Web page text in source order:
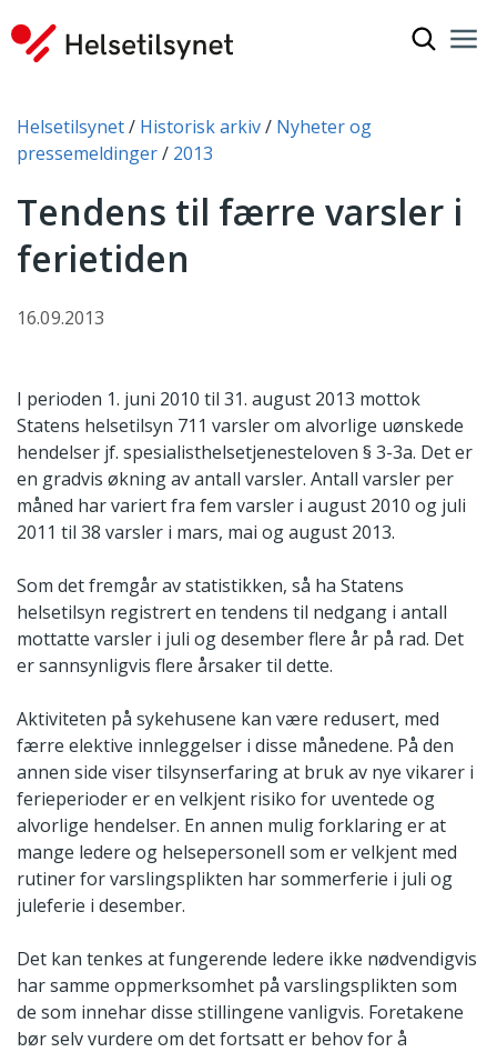
Du er her:
Helsetilsynet Historisk arkiv
Nyheter og
pressemeldinger
2013
Tendens til færre varsler i
ferietiden
16.09.2013
I perioden 1. juni 2010 til 31. august 2013 mottok
Statens helsetilsyn 711 varsler om alvorlige uønskede
hendelser jf. spesialisthelsetjenesteloven § 3-3a. Det er
en gradvis økning av antall varsler. Antall varsler per
måned har variert fra fem varsler i august 2010 og juli
2011 til 38 varsler i mars, mai og august 2013.
Som det fremgår av statistikken, så ha Statens
helsetilsyn registrert en tendens til nedgang i antall
mottatte varsler i juli og desember flere år på rad. Det
er sannsynligvis flere årsaker til dette.
Aktiviteten på sykehusene kan være redusert, med
færre elektive innleggelser i disse månedene. På den
annen side viser tilsynserfaring at bruk av nye vikarer i
ferieperioder er en velkjent risiko for uventede og
alvorlige hendelser. En annen mulig forklaring er at
mange ledere og helsepersonell som er velkjent med
rutiner for varslingsplikten har sommerferie i juli og
juleferie i desember.
Det kan tenkes at fungerende ledere ikke nødvendigvis
har samme oppmerksomhet på varslingsplikten som
de som innehar disse stillingene vanligvis. Foretakene
bør selv vurdere om det fortsatt er behov for å